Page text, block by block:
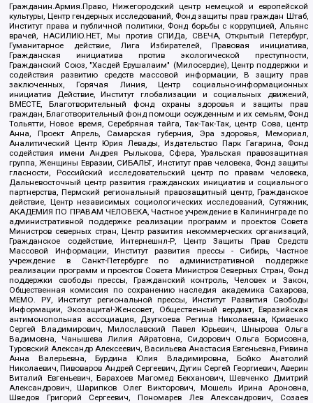
Гражданин.Армия.Право, Нижегородский центр немецкой и европейской
культуры, Центр гендерных исследований, Фонд защиты прав граждан Штаб,
Институт права и публичной политики, Фонд борьбы с коррупцией, Альянс
врачей, НАСИЛИЮ.НЕТ, Мы против СПИДа, СВЕЧА, Открытый Петербург,
Гуманитарное действие, Лига Избирателей, Правовая инициатива,
Гражданская инициатива против экологической преступности,
Гражданский Союз, "Хасдей Ерушалаим" (Милосердие), Центр поддержки и
содействия развитию средств массовой информации, В защиту прав
заключенных, Горячая Линия, Центр социально-информационных
инициатив Действие, Институт глобализации и социальных движений,
ВМЕСТЕ, Благотворительный фонд охраны здоровья и защиты прав
граждан, Благотворительный фонд помощи осужденным и их семьям, Фонд
Тольятти, Новое время, Серебряная тайга, Так-Так-Так, центр Сова, центр
Анна, Проект Апрель, Самарская губерния, Эра здоровья, Мемориал,
Аналитический Центр Юрия Левады, Издательство Парк Гагарина, Фонд
содействия имени Андрея Рылькова, Сфера, Уральская правозащитная
группа, Женщины Евразии, СИБАЛЬТ, Институт прав человека, Фонд защиты
гласности, Российский исследовательский центр по правам человека,
Дальневосточный центр развития гражданских инициатив и социального
партнерства, Пермский региональный правозащитный центр, Гражданское
действие, Центр независимых социологических исследований, Сутяжник,
АКАДЕМИЯ ПО ПРАВАМ ЧЕЛОВЕКА, Частное учреждение в Калининграде по
административной поддержке реализации программ и проектов Совета
Министров северных стран, Центр развития некоммерческих организаций,
Гражданское содействие, Интернешнл-Р, Центр Защиты Прав Средств
Массовой Информации, Институт развития прессы - Сибирь, Частное
учреждение в Санкт-Петербурге по административной поддержке
реализации программ и проектов Совета Министров Северных Стран, Фонд
поддержки свободы прессы, Гражданский контроль, Человек и Закон,
Общественная комиссия по сохранению наследия академика Сахарова,
МЕМО. РУ, Институт региональной прессы, Институт Развития Свободы
Информации, Экозащита!-Женсовет, Общественный вердикт, Евразийская
антимонопольная ассоциация, Дзугкоева Регина Николаевна, Кривенко
Сергей Владимирович, Милославский Павел Юрьевич, Шнырова Ольга
Вадимовна, Чанышева Лилия Айратовна, Сидорович Ольга Борисовна,
Туровский Александр Алексеевич, Васильева Анастасия Евгеньевна, Ривина
Анна Валерьевна, Бурдина Юлия Владимировна, Бойко Анатолий
Николаевич, Пивоваров Андрей Сергеевич, Дугин Сергей Георгиевич, Аверин
Виталий Евгеньевич, Барахоев Магомед Бекханович, Шевченко Дмитрий
Александрович, Шарипков Олег Викторович, Мошель Ирина Ароновна,
Шведов Григорий Сергеевич, Пономарев Лев Александрович, Созаев